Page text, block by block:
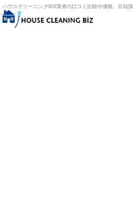
ハウスクリーニングBIZ業者の口コミ比較や価格、豆知識